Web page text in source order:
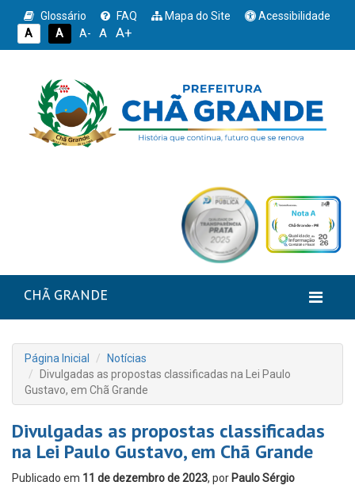
Glossário FAQ Mapa do Site
Acessibilidade
A
A A- A A+
CHÃ GRANDE
Página Inicial
Notícias
Divulgadas as propostas classificadas na Lei Paulo
Gustavo, em Chã Grande
Divulgadas as propostas classificadas
na Lei Paulo Gustavo, em Chã Grande
Publicado em 11 de dezembro de 2023, por Paulo Sérgio